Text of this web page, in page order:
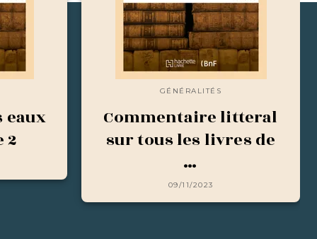
eaux
2
GÉNÉRALITÉS
Commentaire litteral
sur tous les livres de
…
09/11/2023